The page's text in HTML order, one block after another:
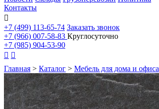
Контакты

+7 (499) 113-65-74 Заказать звонок
+7 (966) 007-58-83 Круглосуточно
+7 (985) 904-53-90
 
Главная > Каталог > Мебель для дома и офиса